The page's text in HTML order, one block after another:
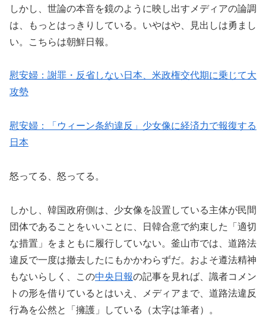
しかし、世論の本音を鏡のように映し出すメディアの論調
は、もっとはっきりしている。いやはや、見出しは勇まし
い。こちらは朝鮮日報。
慰安婦：謝罪・反省しない日本、米政権交代期に乗じて大
攻勢
慰安婦：「ウィーン条約違反」少女像に経済力で報復する
日本
怒ってる、怒ってる。
しかし、韓国政府側は、少女像を設置している主体が民間
団体であることをいいことに、日韓合意で約束した「適切
な措置」をまともに履行していない。釜山市では、道路法
違反で一度は撤去したにもかかわらずだ。およそ遵法精神
もないらしく、この中央日報の記事を見れば、識者コメン
トの形を借りているとはいえ、メディアまで、道路法違反
行為を公然と「擁護」している（太字は筆者）。